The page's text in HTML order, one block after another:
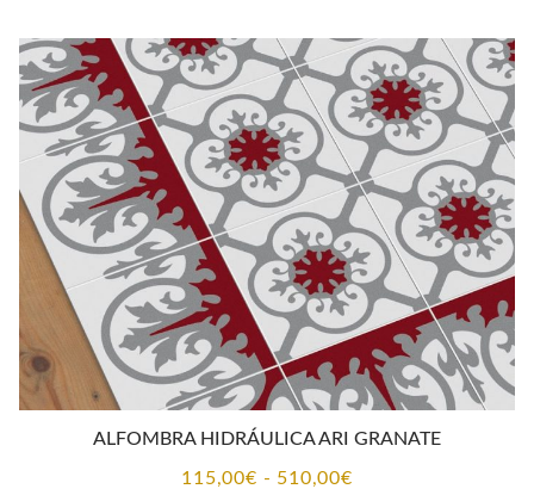
desde
115,00€
hasta
510,00€
ALFOMBRA HIDRÁULICA ARI GRANATE
115,00€ - 510,00€Rango